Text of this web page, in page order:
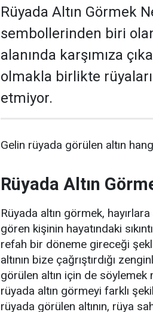
Rüyada Altın Görmek
sembollerinden biri
alanında karşımıza
olmakla birlikte
etmiyor.
Gelin rüyada görülen altın
Rüyada Altın
Rüyada altın görmek,
gören kişinin hayatındaki
refah bir döneme gireceği
altının bize çağrıştırdığı
görülen altın için de
rüyada altın görmeyi farklı
rüyada görülen altının, rüya